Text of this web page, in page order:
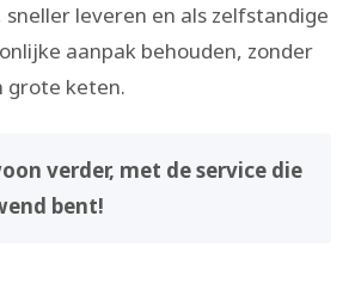
leveren en als zelfstandige
aanpak behouden, zonder
grote keten.
verder, met de service die
bent!